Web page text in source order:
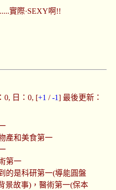
實際·SEXY啊!!
0, 日：0, [+1 /-1] 最後更新：
產和美食第一
第一
的是科研第一(導能圓盤
景故事)，醫術第一(保本